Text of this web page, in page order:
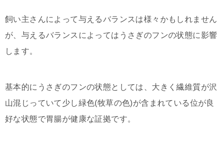
飼い主さんによって与えるバランスは様々かもしれません
が、与えるバランスによってはうさぎのフンの状態に影響
します。
基本的にうさぎのフンの状態としては、大きく繊維質が沢
山混じっていて少し緑色(牧草の色)が含まれている位が良
好な状態で胃腸が健康な証拠です。